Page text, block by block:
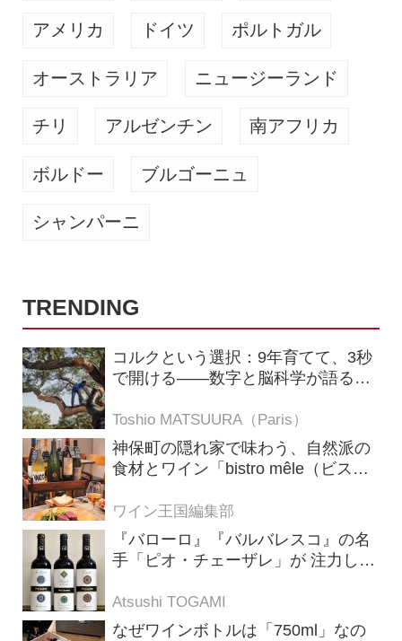
アメリカ ドイツ ポルトガル
オーストラリア ニュージーランド
チリ アルゼンチン 南アフリカ
ボルドー ブルゴーニュ
シャンパーニ
TRENDING
コルクという選択：9年育てて、3秒
で開ける——数字と脳科学が語る栓
Toshio MATSUURA（Paris）
神保町の隠れ家で味わう、自然派の
食材とワイン「bistro mêle（ビスト
ワイン王国編集部
『バローロ』『バルバレスコ』の名
手「ピオ・チェーザレ」が 注力し
畑）”シリーズ！
Atsushi TOGAMI
なぜワインボトルは「750ml」なの